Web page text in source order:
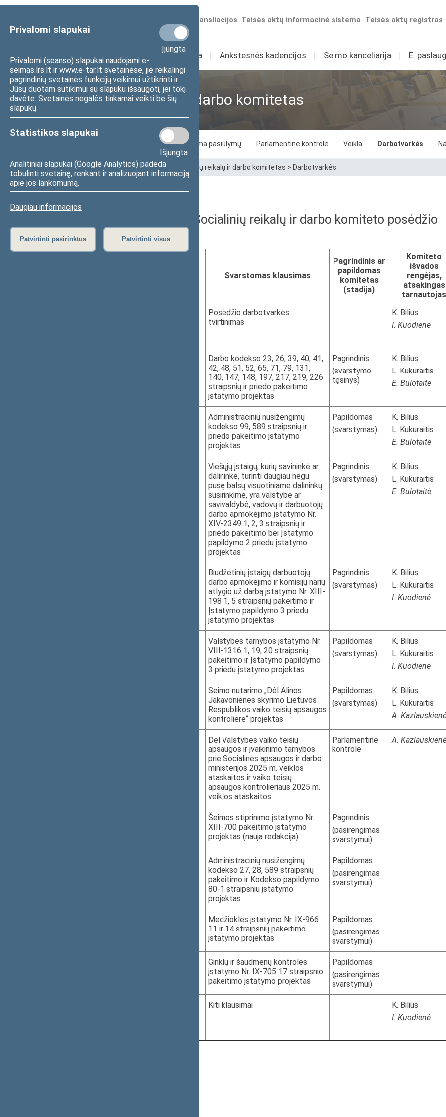
Privalomi slapukai
Įjungta
Privalomi (seanso) slapukai naudojami e-
seimas.lrs.lt ir www.e-tar.lt svetainėse, jie reikalingi
pagrindinių svetainės funkcijų veikimui užtikrinti ir
Jūsų duotam sutikimui su slapuku išsaugoti, jei tokį
davėte. Svetainės negalės tinkamai veikti be šių
slapukų.
Statistikos slapukai
Išjungta
Analitiniai slapukai (Google Analytics) padeda
tobulinti svetainę, renkant ir analizuojant informaciją
apie jos lankomumą.
Daugiau informacijos
Patvirtinti pasirinktus Patvirtinti visus
Teisės aktų registras
Teisės aktų informacinė sistema
Numatomos transliacijos
Sudėtis Veikla I Ankstesnės kadencijos I Seimo kanceliarija I E.
Socialinių reikalų ir darbo komitetas
Posėdžiai Laukiama pasiūlymų Parlamentinė kontrolė Veikla Darbotvarkės
Pradžia>Komitetai ir komisijos> Socialinių reikalų ir darbo komitetas > Darbotvarkės
2026 m. gegužės 13 d. Socialinių reikalų ir darbo komiteto posėdžio
darbotvarkė
Svarstomas klausimas
Pagrindinis ar
papildomas
komitetas
(stadija)
Komiteto
išvados
rengėjas,
atsakingas
tarnautojas
Posėdžio darbotvarkės
tvirtinimas
K. Bilius
I. Kuodienė
Darbo kodekso 23, 26, 39, 40, 41,
42, 48, 51, 52, 65, 71, 79, 131,
140, 147, 148, 197, 217, 219, 226
straipsnių ir priedo pakeitimo
įstatymo projektas
Pagrindinis
(svarstymo
tęsinys)
K. Bilius
L. Kukuraitis
E. Bulotaitė
Administracinių nusižengimų
kodekso 99, 589 straipsnių ir
priedo pakeitimo įstatymo
projektas
Papildomas
(svarstymas)
K. Bilius
L. Kukuraitis
E. Bulotaitė
Viešųjų įstaigų, kurių savininkė ar
dalininkė, turinti daugiau negu
pusę balsų visuotiniame dalininkų
susirinkime, yra valstybė ar
savivaldybė, vadovų ir darbuotojų
darbo apmokėjimo įstatymo Nr.
XIV-2349 1, 2, 3 straipsnių ir
priedo pakeitimo bei Įstatymo
papildymo 2 priedu įstatymo
projektas
Pagrindinis
(svarstymas)
K. Bilius
L. Kukuraitis
E. Bulotaitė
Biudžetinių įstaigų darbuotojų
darbo apmokėjimo ir komisijų narių
atlygio už darbą įstatymo Nr. XIII-
198 1, 5 straipsnių pakeitimo ir
Įstatymo papildymo 3 priedu
įstatymo projektas
Pagrindinis
(svarstymas)
K. Bilius
L. Kukuraitis
I. Kuodienė
Valstybės tarnybos įstatymo Nr.
VIII-1316 1, 19, 20 straipsnių
pakeitimo ir Įstatymo papildymo
3 priedu įstatymo projektas
Papildomas
(svarstymas)
K. Bilius
L. Kukuraitis
I. Kuodienė
Seimo nutarimo „Dėl Alinos
Jakavonienės skyrimo Lietuvos
Respublikos vaiko teisių apsaugos
kontroliere“ projektas
Papildomas
(svarstymas)
K. Bilius
L. Kukuraitis
A. Kazlauskienė
Dėl Valstybės vaiko teisių
apsaugos ir įvaikinimo tarnybos
prie Socialinės apsaugos ir darbo
ministerijos 2025 m. veiklos
ataskaitos ir vaiko teisių
apsaugos kontrolieriaus 2025 m.
veiklos ataskaitos
Parlamentinė
kontrolė
A. Kazlauskienė
Šeimos stiprinimo įstatymo Nr.
XIII-700 pakeitimo įstatymo
projektas (nauja redakcija)
Pagrindinis
(pasirengimas
svarstymui)
Administracinių nusižengimų
kodekso 27, 28, 589 straipsnių
pakeitimo ir Kodekso papildymo
80-1 straipsniu įstatymo
projektas
Papildomas
(pasirengimas
svarstymui)
Medžioklės įstatymo Nr. IX-966
11 ir 14 straipsnių pakeitimo
įstatymo projektas
Papildomas
(pasirengimas
svarstymui)
Ginklų ir šaudmenų kontrolės
įstatymo Nr. IX-705 17 straipsnio
pakeitimo įstatymo projektas
Papildomas
(pasirengimas
svarstymui)
Kiti klausimai
K. Bilius
I. Kuodienė